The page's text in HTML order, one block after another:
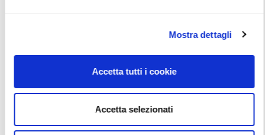
Mostra dettagli
Accetta tutti i cookie
Accetta selezionati